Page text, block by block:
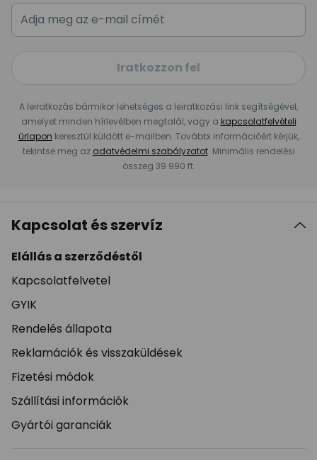
Iratkozzon fel
A leiratkozás bármikor lehetséges a leiratkozási link segítségével,
amelyet minden hírlevélben megtalál, vagy a kapcsolatfelvételi
űrlapon keresztül küldött e-mailben. További információért kérjük,
tekintse meg az adatvédelmi szabályzatot. Minimális rendelési
összeg 39 990 ft.
Kapcsolat és szervíz
Elállás a szerződéstől
Kapcsolatfelvetel
GYIK
Rendelés állapota
Reklamációk és visszaküldések
Fizetési módok
Szállítási információk
Gyártói garanciák